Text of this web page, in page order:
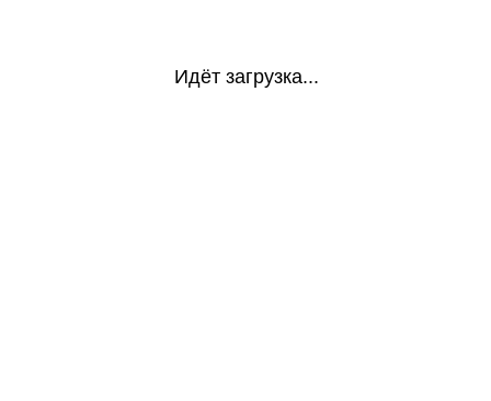
Идёт загрузка...